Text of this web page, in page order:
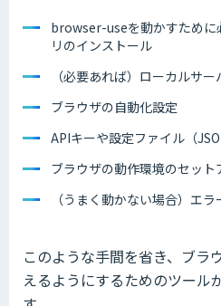
browser-useを動かすために
リのインストール
（必要あれば）ローカルサ
ブラウザの自動化設定
APIキーや設定ファイル（
ブラウザの動作環境のセット
（うまく動かない場合）エ
このような手間を省き、ブ
えるようにするためのツー